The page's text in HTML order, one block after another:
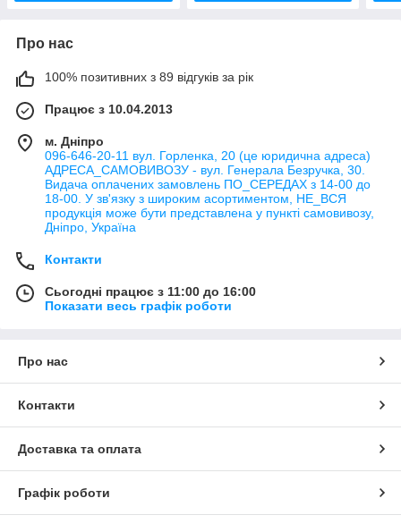
Про нас
100% позитивних з 89 відгуків за рік
Працює з 10.04.2013
м. Дніпро
096-646-20-11 вул. Горленка, 20 (це юридична адреса)
АДРЕСА_САМОВИВОЗУ - вул. Генерала Безручка, 30.
Видача оплачених замовлень ПО_СЕРЕДАХ з 14-00 до
18-00. У зв'язку з широким асортиментом, НЕ_ВСЯ
продукція може бути представлена у пункті самовивозу,
Дніпро, Україна
Контакти
Сьогодні працює з 11:00 до 16:00
Показати весь графік роботи
Про нас
Контакти
Доставка та оплата
Графік роботи